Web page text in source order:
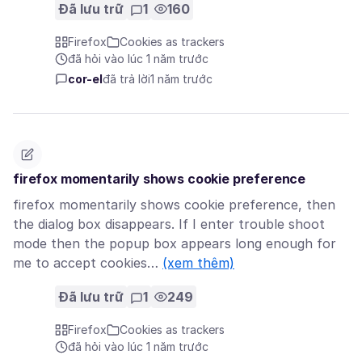
Đã lưu trữ 1 160
Firefox
Cookies as trackers
đã hỏi vào lúc 1 năm trước
cor-el đã trả lời1 năm trước
firefox momentarily shows cookie preference
firefox momentarily shows cookie preference, then
the dialog box disappears. If I enter trouble shoot
mode then the popup box appears long enough for
me to accept cookies… (xem thêm)
Đã lưu trữ 1 249
Firefox
Cookies as trackers
đã hỏi vào lúc 1 năm trước